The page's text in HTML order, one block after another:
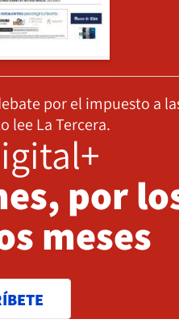
por el impuesto a
lee La Tercera.
por
meses